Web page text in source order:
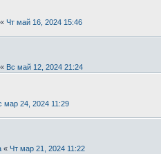
« Чт май 16, 2024 15:46
« Вс май 12, 2024 21:24
мар 24, 2024 11:29
« Чт мар 21, 2024 11:22